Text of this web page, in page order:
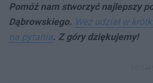
Pomóż nam stworzyć najlepszy
Dąbrowskiego. Weź udział w
na pytania. Z góry dziękujemy!